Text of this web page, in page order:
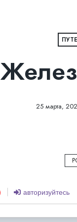
25 марта,
авторизуйтесь